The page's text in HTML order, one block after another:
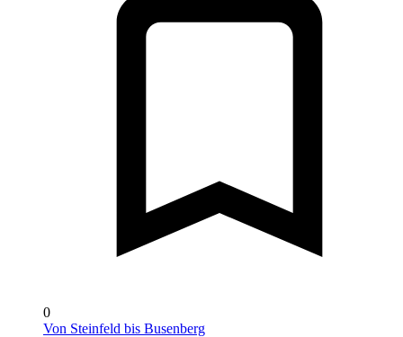
0
Von Steinfeld bis Busenberg